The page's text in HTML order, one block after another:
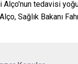
Sağlık Bakanı